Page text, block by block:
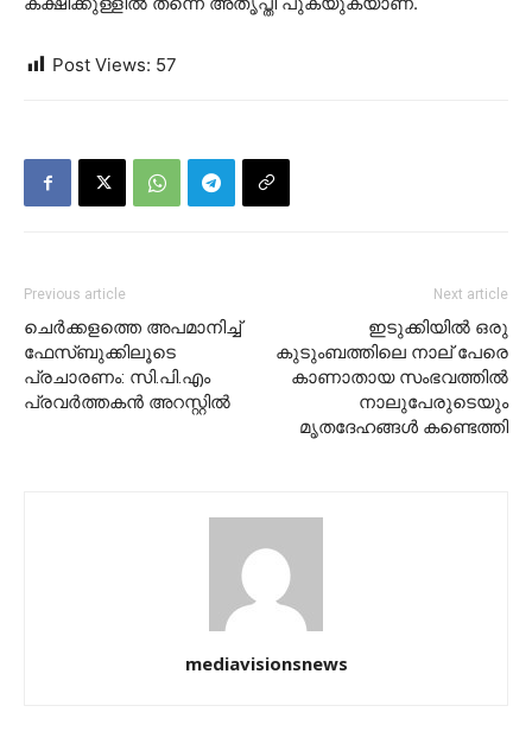
Post Views: 57
Previous article
ചെര്‍ക്കളത്തെ അപമാനിച്ച്
ഫേസ്ബുക്കിലൂടെ
പ്രചാരണം: സി.പി.എം
പ്രവര്‍ത്തകന്‍ അറസ്റ്റില്‍
Next article
ഇടുക്കിയില്‍ ഒരു
കുടുംബത്തിലെ നാല് പേരെ
കാണാതായ സംഭവത്തില്‍
നാലുപേരുടെയും
മൃതദേഹങ്ങള്‍ കണ്ടെത്തി
mediavisionsnews